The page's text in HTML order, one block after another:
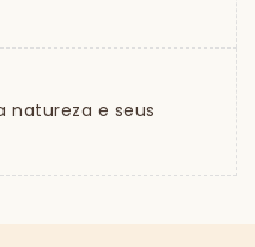
natureza e seus